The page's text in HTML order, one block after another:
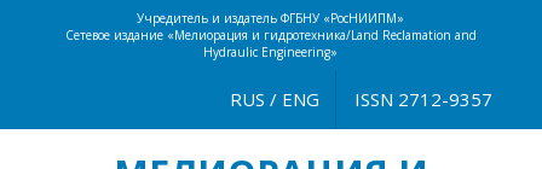
Учредитель и издатель ФГБНУ «РосНИИПМ»
Сетевое издание «Мелиорация и гидротехника/Land Reclamation and
Hydraulic Engineering»
ISSN 2712-9357
RUS / ENG